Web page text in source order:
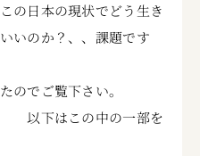
の日本の現状でどう生き
いのか？、、課題です
のでご覧下さい。
以下はこの中の一部を